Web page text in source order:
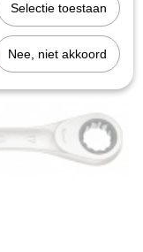
Selectie toestaan
Nee, niet akkoord